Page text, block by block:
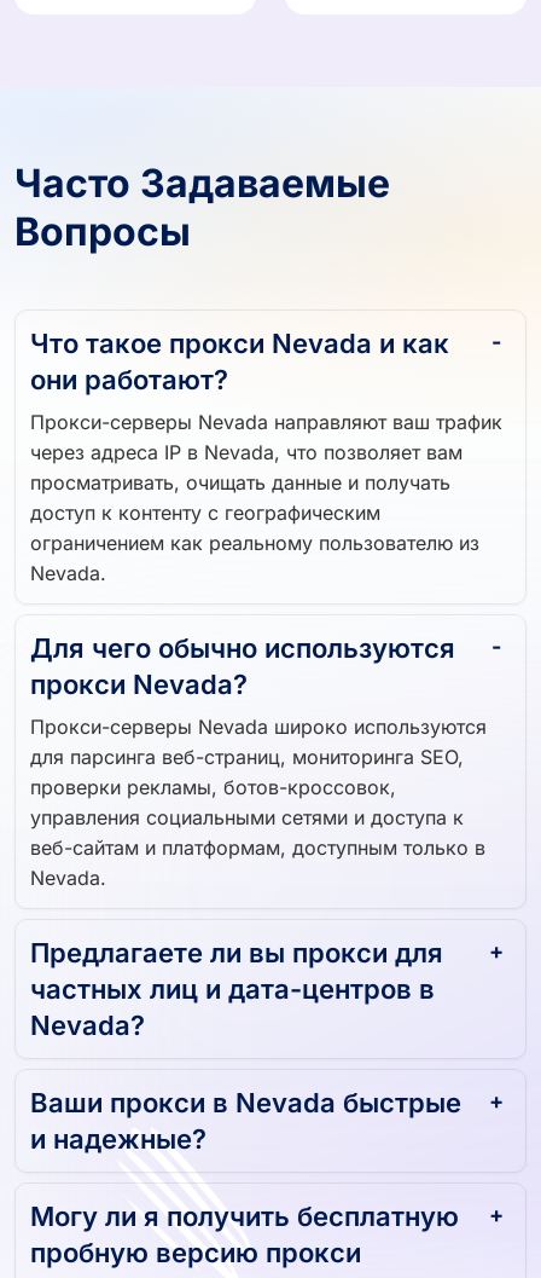
Часто Задаваемые
Вопросы
Что такое прокси Nevada и как
они работают?
Прокси-серверы Nevada направляют ваш трафик
через адреса IP в Nevada, что позволяет вам
просматривать, очищать данные и получать
доступ к контенту с географическим
ограничением как реальному пользователю из
Nevada.
Для чего обычно используются
прокси Nevada?
Прокси-серверы Nevada широко используются
для парсинга веб-страниц, мониторинга SEO,
проверки рекламы, ботов-кроссовок,
управления социальными сетями и доступа к
веб-сайтам и платформам, доступным только в
Nevada.
Предлагаете ли вы прокси для
частных лиц и дата-центров в
Nevada?
Ваши прокси в Nevada быстрые
и надежные?
Могу ли я получить бесплатную
пробную версию прокси